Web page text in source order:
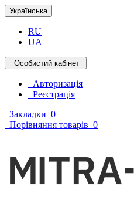
Українська
RU
UA
Особистий кабінет
Авторизація
Реєстрація
Закладки 0
Порівняння товарів 0